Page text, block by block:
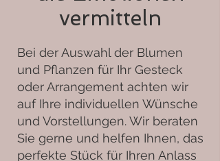
vermitteln
Bei der Auswahl der Blumen
und Pflanzen für Ihr Gesteck
oder Arrangement achten wir
auf Ihre individuellen Wünsche
und Vorstellungen. Wir beraten
Sie gerne und helfen Ihnen, das
perfekte Stück für Ihren Anlass